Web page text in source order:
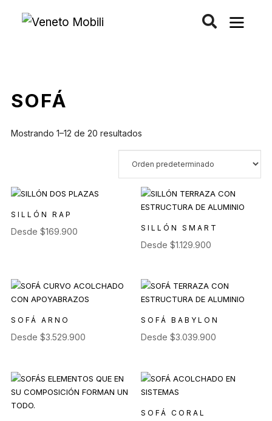
SOFÁ
Mostrando 1–12 de 20 resultados
SILLÓN RAP
Desde $169.900 SILLÓN SMART
Desde$1.129.900
SOFÁ ARNO
Desde $3.529.900
SOFÁ BABYLON
Desde$3.039.900
SOFÁ CORAL